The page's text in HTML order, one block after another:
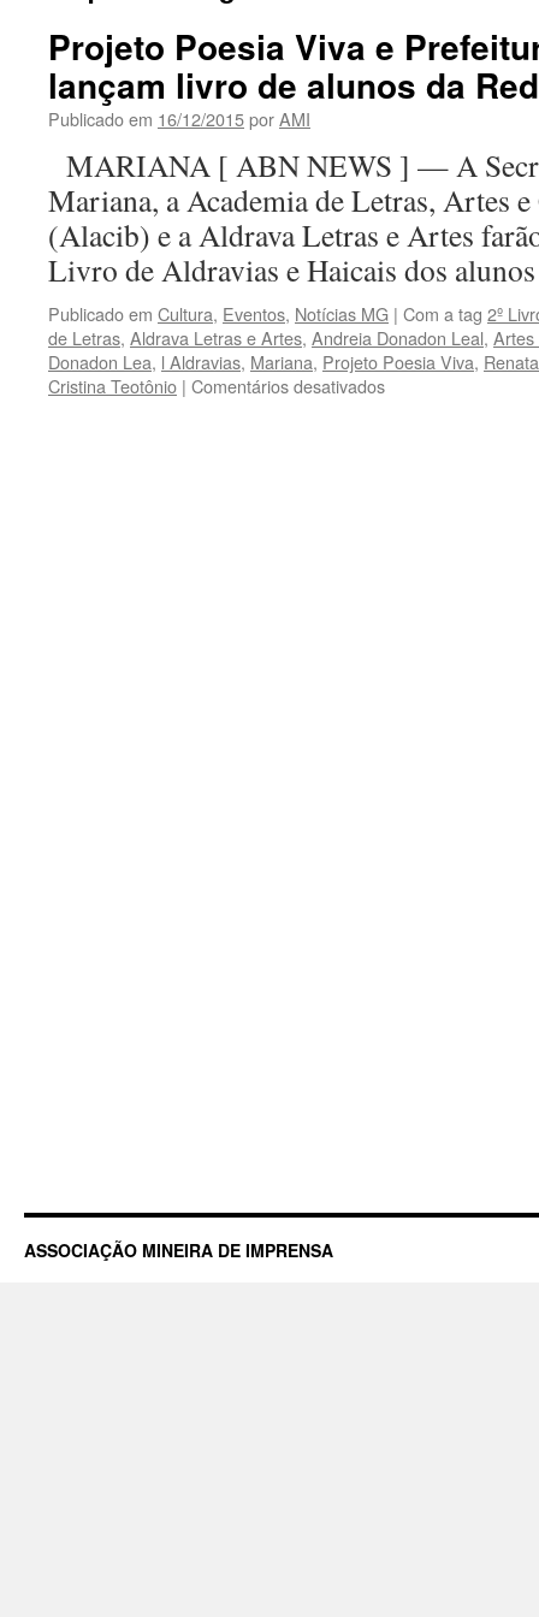
Projeto Poesia Viva e
lançam livro de alunos da
Publicado em 16/12/2015porAMI
MARIANA [ ABN NEWS ] — A
Mariana, a Academia de Letras, Artes
(Alacib) e a Aldrava Letras e Artes
Livro de Aldravias e Haicais dos
Publicado em Cultura, Eventos, Notícias MG | Com a tag 2º
de Letras, Aldrava Letras e Artes, Andreia Donadon Leal, Artes
Donadon Lea, l Aldravias, Mariana, Projeto Poesia Viva,
Cristina Teotônio | Comentários desativadosem
ASSOCIAÇÃO MINEIRA DE IMPRENSA